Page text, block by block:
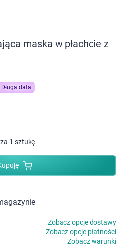
maska w płachcie z
Długa data
1 sztukę
Zobacz opcje dostawy
Zobacz opcje płatności
Zobacz warunki